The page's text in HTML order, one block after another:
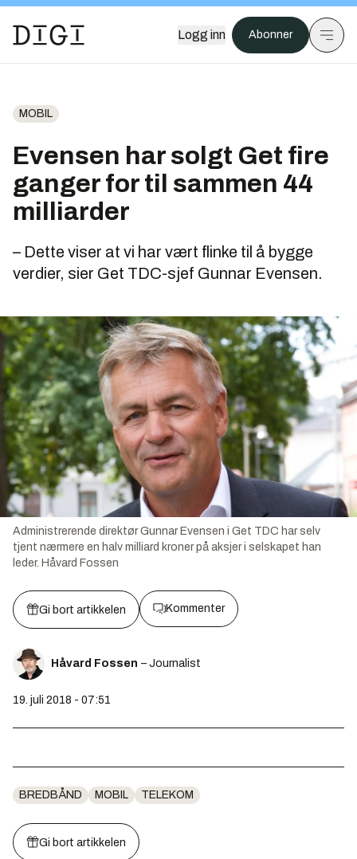
Logg inn Abonner
MOBIL
Evensen har solgt Get fire
ganger for til sammen 44
milliarder
– Dette viser at vi har vært flinke til å bygge
verdier, sier Get TDC-sjef Gunnar Evensen.
Administrerende direktør Gunnar Evensen i Get TDC har selv
tjent nærmere en halv milliard kroner på aksjer i selskapet han
leder. Håvard Fossen
Gi bort artikkelen Kommenter
Håvard Fossen – Journalist
19. juli 2018 - 07:51
BREDBÅND MOBIL TELEKOM
Gi bort artikkelen